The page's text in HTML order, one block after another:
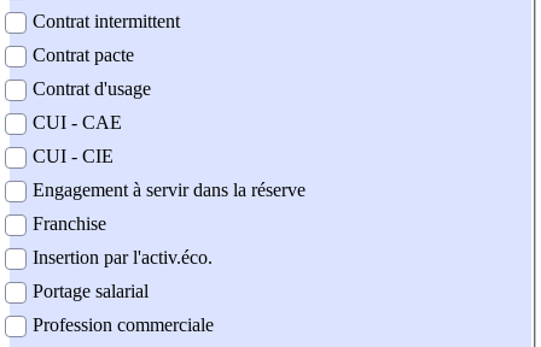
Contrat intermittent
Contrat pacte
Contrat d'usage
CUI - CAE
CUI - CIE
Engagement à servir dans la réserve
Franchise
Insertion par l'activ.éco.
Portage salarial
Profession commerciale